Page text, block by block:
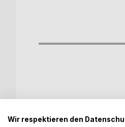
Wir respektieren den